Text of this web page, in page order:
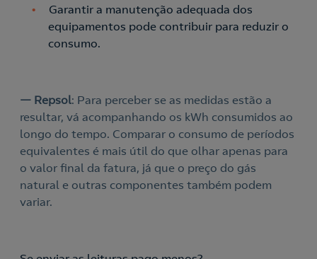
Garantir a manutenção adequada dos
equipamentos pode contribuir para reduzir o
consumo.
— Repsol: Para perceber se as medidas estão a
resultar, vá acompanhando os kWh consumidos ao
longo do tempo. Comparar o consumo de períodos
equivalentes é mais útil do que olhar apenas para
o valor final da fatura, já que o preço do gás
natural e outras componentes também podem
variar.